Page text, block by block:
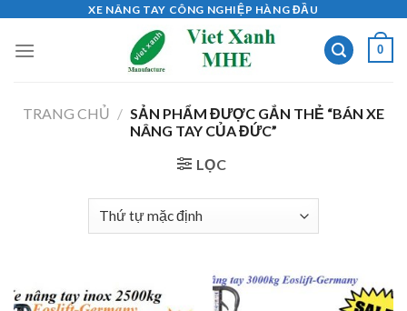
content
XE NÂNG TAY CÔNG NGHIỆP HÀNG ĐẦU
0
TRANG CHỦ / SẢN PHẨM ĐƯỢC GẮN THẺ “BÁN XE
NÂNG TAY CỦA ĐỨC”
LỌC